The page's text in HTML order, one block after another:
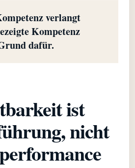
verlangt
Kompetenz
dafür.
ist
nicht